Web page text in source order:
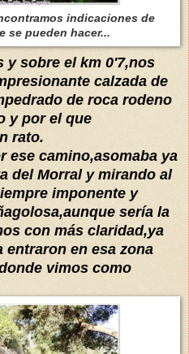
indicaciones de
se pueden hacer...
y sobre el km 0'7,nos
calzada de
de roca rodeno
y por el que
rato.
ese camino,asomaba ya
del Morral y mirando al
imponente y
sería la
con más claridad,ya
entraron en esa zona
vimos como